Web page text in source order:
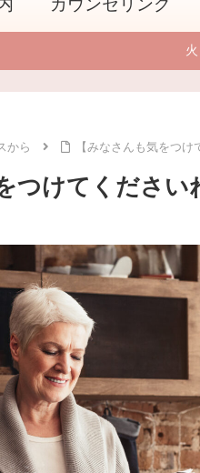
カウンセリング
から 【みなさんも気をつ
つけてくださ